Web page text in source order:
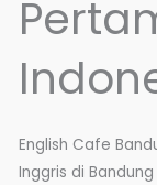
English Cafe
Inggris di